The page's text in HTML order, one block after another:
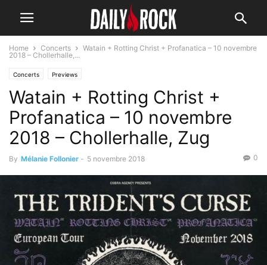
Home Concerts
Watain + Rotting Christ + Profanatica – 10 novembre
2018 – Chollerhalle,...
Concerts Previews
Watain + Rotting Christ +
Profanatica – 10 novembre
2018 – Chollerhalle, Zug
By Mélanie Follonier - 5 novembre 2018 0